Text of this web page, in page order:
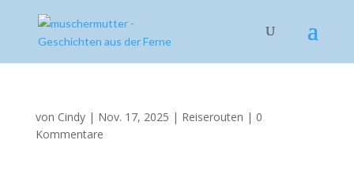
von Cindy| Nov. 17, 2025 | Reiserouten | 0
Kommentare